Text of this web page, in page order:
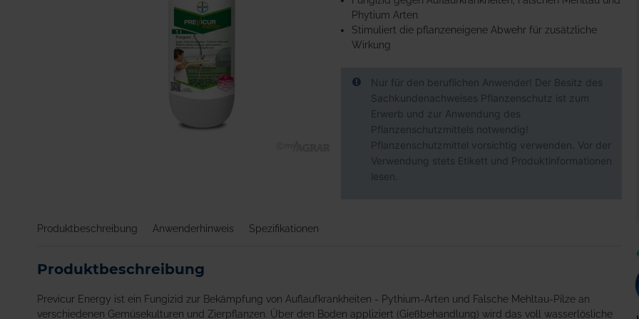
Phytium Arten
Stimuliert die pflanzeneigene Abwehr für zusätzliche
Wirkung
Nur für den beruflichen Anwender! Der Besitz des
Sachkundenachweises Pflanzenschutz ist zum
Erwerb und zur Anwendung des
Pflanzenschutzmittels notwendig!
Pflanzenschutzmittel vorsichtig verwenden. Vor der
Verwendung stets Etikett und Produktinformationen
lesen.
Produktbeschreibung Anwenderhinweis Spezifikationen
Produktbeschreibung
Previcur Energy ist ein Fungizid zur Bekämpfung von Auflaufkrankheiten - Pythium-Arten und Falsche Mehltau-Pilze an
verschiedenen Gemüsekulturen und Zierpflanzen. Über den Boden appliziert (Gießbehandlung) wird das voll wasserlösliche